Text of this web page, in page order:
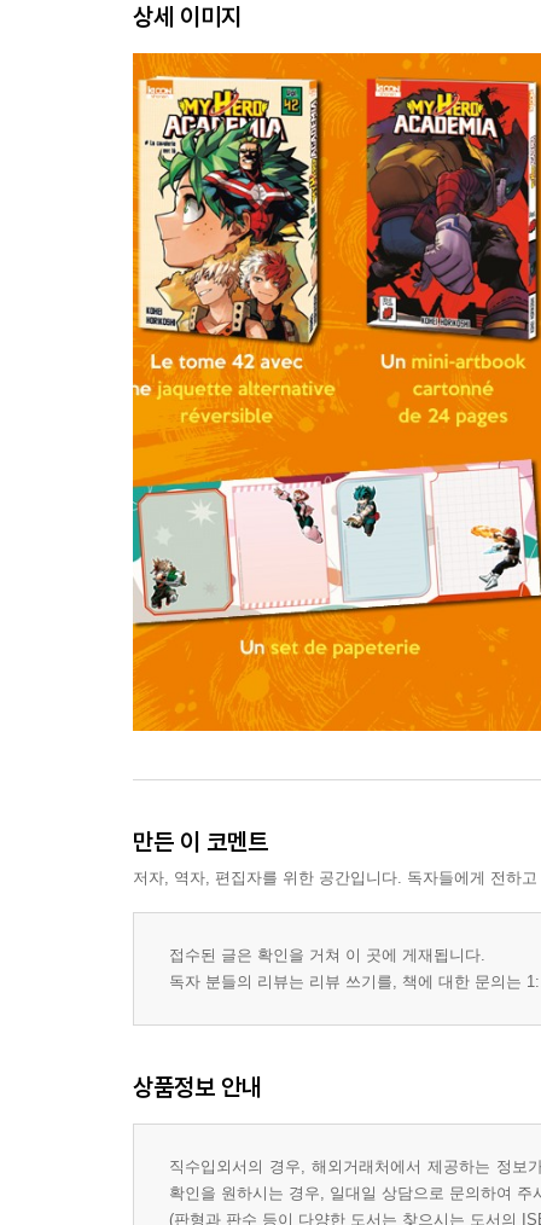
상세 이미지
만든 이 코멘트
저자, 역자, 편집자를 위한 공간입니다. 독자들에게 전하
접수된 글은 확인을 거쳐 이 곳에 게재됩니다.
독자 분들의 리뷰는 리뷰 쓰기를, 책에 대한 문의는
상품정보 안내
직수입외서의 경우, 해외거래처에서 제공하는 정
확인을 원하시는 경우, 일대일 상담으로 문의하여 주
(판형과 판수 등이 다양한 도서는 찾으시는 도서의